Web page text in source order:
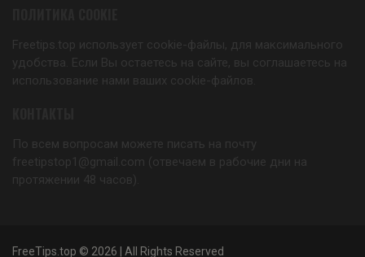
Freetips.top использует cookie-файлы, для максимального
удобства. Если Вы остаетесь на сайте, вы соглашаетесь на
использование нами ваших cookie-файлов.
По всем вопросам можете писать на почту
freetipstop1@gmail.com (отвечаем в рабочие дни на
протяжении 48 часов).
FreeTips.top © 2026 | All Rights Reserved